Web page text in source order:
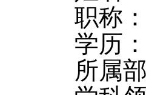
职称
学历
所属